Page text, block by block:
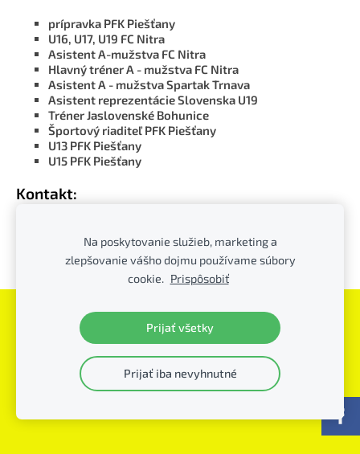
prípravka PFK Piešťany
U16, U17, U19 FC Nitra
Asistent A-mužstva FC Nitra
Hlavný tréner A - mužstva FC Nitra
Asistent A - mužstva Spartak Trnava
Asistent reprezentácie Slovenska U19
Tréner Jaslovenské Bohunice
Športový riaditeľ PFK Piešťany
U13 PFK Piešťany
U15 PFK Piešťany
Kontakt:
Tel: 0903 398 409
Súbory cookie
PFK Piešťany© - všetky práva vyhradené
Na poskytovanie služieb, marketing a
zlepšovanie vášho dojmu používame súbory
cookie. Prispôsobiť
Prijať všetky
Prijať iba nevyhnutné